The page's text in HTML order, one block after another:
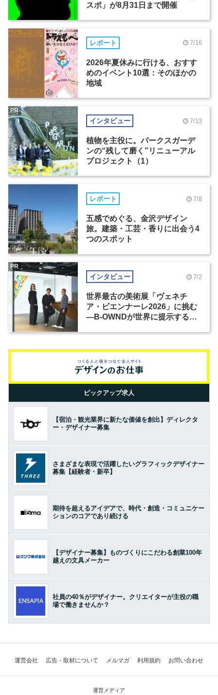
スポ」が8月31日まで開催
レポート 7/16
2026年夏休みに行ける、おすす
めのイベント10選：そのほかの
地域
インタビュー 7/13
植物を主役に。パークスガーデ
ンの“残して磨く”リニューアル
プロジェクト（1）
PR
レポート 7/8
五感でめぐる、金沢デザイン
旅。建築・工芸・香りに出会う4
つのスポット
インタビュー 7/2
世界最古の美術展「ヴェネチ
ア・ビエンナーレ2026」に挑む
―B-OWNDが世界に提示する美
PR
ピックアップ求人
【宿泊・観光業界に新たな価値を創出】ディレクタ
ー・デザイナー募集
さまざまな表現で活躍したいグラフィックデザイナー
募集【経験者・新卒】
期待を超えるアイデアで、時代・創造・コミュニケー
ションのコアであり続ける
【デザイナー募集】ものづくりにこだわる創業100年
越えの文具メーカー
社員の40％がデザイナー。クリエイターが主役の職
場で働きませんか？
運営会社 広告・取材について メルマガ 利用規約 お問い合わせ
運営メディア